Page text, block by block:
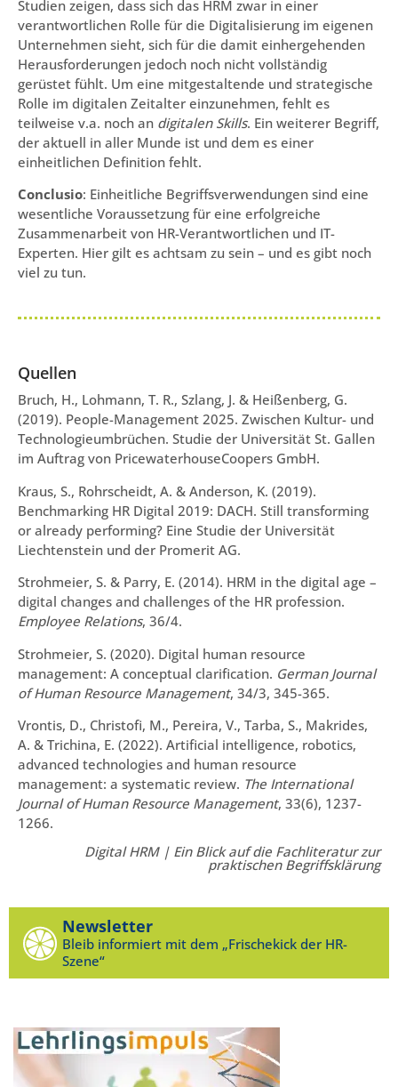
Studien zeigen, dass sich das HRM zwar in einer
verantwortlichen Rolle für die Digitalisierung im eigenen
Unternehmen sieht, sich für die damit einhergehenden
Herausforderungen jedoch noch nicht vollständig
gerüstet fühlt. Um eine mitgestaltende und strategische
Rolle im digitalen Zeitalter einzunehmen, fehlt es
teilweise v.a. noch an digitalen Skills. Ein weiterer Begriff,
der aktuell in aller Munde ist und dem es einer
einheitlichen Definition fehlt.
Conclusio: Einheitliche Begriffsverwendungen sind eine
wesentliche Voraussetzung für eine erfolgreiche
Zusammenarbeit von HR-Verantwortlichen und IT-
Experten. Hier gilt es achtsam zu sein – und es gibt noch
viel zu tun.
Quellen
Bruch, H., Lohmann, T. R., Szlang, J. & Heißenberg, G.
(2019). People-Management 2025. Zwischen Kultur- und
Technologieumbrüchen. Studie der Universität St. Gallen
im Auftrag von PricewaterhouseCoopers GmbH.
Kraus, S., Rohrscheidt, A. & Anderson, K. (2019).
Benchmarking HR Digital 2019: DACH. Still transforming
or already performing? Eine Studie der Universität
Liechtenstein und der Promerit AG.
Strohmeier, S. & Parry, E. (2014). HRM in the digital age –
digital changes and challenges of the HR profession.
Employee Relations, 36/4.
Strohmeier, S. (2020). Digital human resource
management: A conceptual clarification. German Journal
of Human Resource Management, 34/3, 345-365.
Vrontis, D., Christofi, M., Pereira, V., Tarba, S., Makrides,
A. & Trichina, E. (2022). Artificial intelligence, robotics,
advanced technologies and human resource
management: a systematic review. The International
Journal of Human Resource Management, 33(6), 1237-
1266.
Digital HRM | Ein Blick auf die Fachliteratur zur
praktischen Begriffsklärung
Newsletter
Bleib informiert mit dem „Frischekick der HR-
Szene“